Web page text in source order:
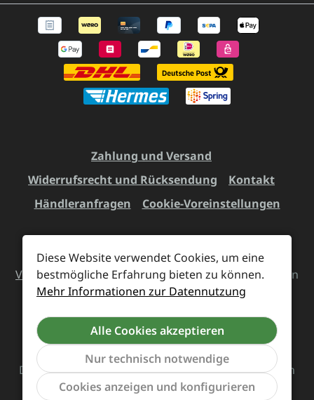
Zahlung und Versand
Widerrufsrecht und Rücksendung
Kontakt
Händleranfragen
Cookie-Voreinstellungen
Alle Preise inkl. gesetzl. Mehrwertsteuer zzgl.
Versandkostenund ggf. Nachnahmegebühren, wenn
nicht anders angegeben.
Vertrag widerrufen
Das Team von Supreme Chaos Records rockt diesen
Laden für euch.
Diese Website verwendet Cookies, um eine
bestmögliche Erfahrung bieten zu können.
Mehr Informationen zur Datennutzung
Alle Cookies akzeptieren
Nur technisch notwendige
Cookies anzeigen und konfigurieren